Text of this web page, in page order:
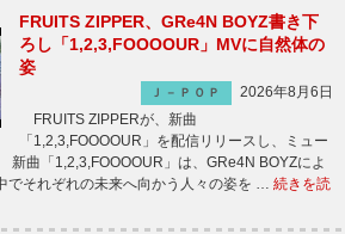
FRUITS ZIPPER、GRe4N BOYZ書き下
ろし「1,2,3,FOOOOUR」MVに自然体の
姿
Ｊ－ＰＯＰ
2026年8月6日
FRUITS ZIPPERが、新曲
「1,2,3,FOOOOUR」を配信リリースし、ミュー
曲「1,2,3,FOOOOUR」は、GRe4N BOYZによ
でそれぞれの未来へ向かう人々の姿を … 続きを読